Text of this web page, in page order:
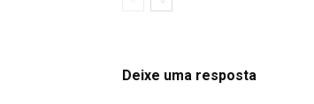
Deixe uma resposta